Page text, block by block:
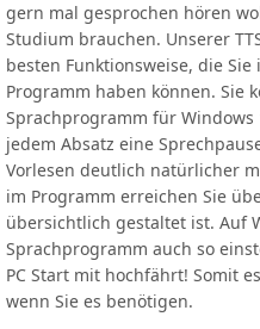
gern mal gesprochen hören
Studium brauchen. Unserer
besten Funktionsweise, die
Programm haben können. Sie
Sprachprogramm für Windows
jedem Absatz eine
Vorlesen deutlich natürlicher
im Programm erreichen Sie
übersichtlich gestaltet ist. Auf
Sprachprogramm auch so
PC Start mit hochfährt! Somit
wenn Sie es benötigen.